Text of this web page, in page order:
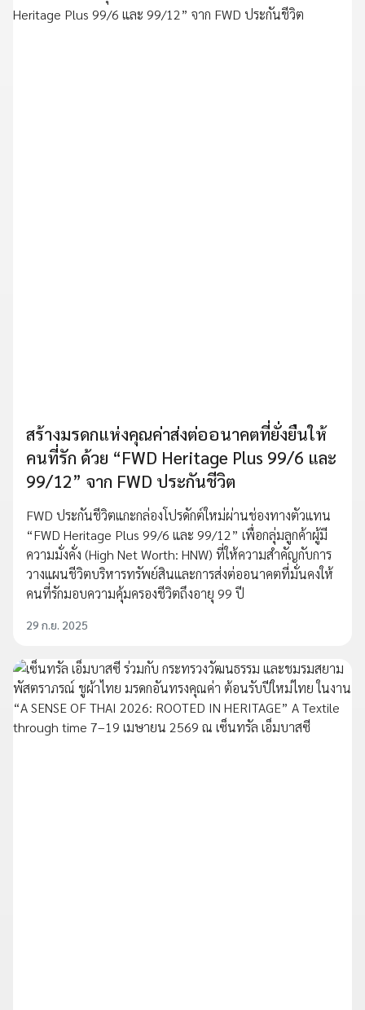
สร้างมรดกแห่งคุณค่าส่งต่ออนาคตที่ยั่งยืนให้
คนที่รัก ด้วย “FWD Heritage Plus 99/6 และ
99/12” จาก FWD ประกันชีวิต
FWD ประกันชีวิตแกะกล่องโปรดักต์ใหม่ผ่านช่องทางตัวแทน
“FWD Heritage Plus 99/6 และ 99/12” เพื่อกลุ่มลูกค้าผู้มี
ความมั่งคั่ง (High Net Worth: HNW) ที่ให้ความสำคัญกับการ
วางแผนชีวิตบริหารทรัพย์สินและการส่งต่ออนาคตที่มั่นคงให้
คนที่รักมอบความคุ้มครองชีวิตถึงอายุ 99 ปี
29 ก.ย. 2025